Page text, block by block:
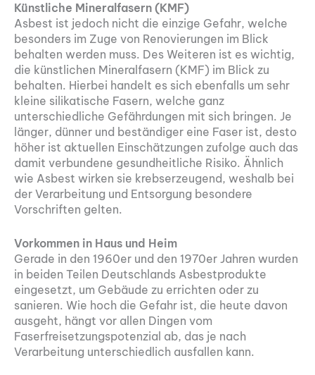
Künstliche Mineralfasern (KMF)
Asbest ist jedoch nicht die einzige Gefahr, welche
besonders im Zuge von Renovierungen im Blick
behalten werden muss. Des Weiteren ist es wichtig,
die künstlichen Mineralfasern (KMF) im Blick zu
behalten. Hierbei handelt es sich ebenfalls um sehr
kleine silikatische Fasern, welche ganz
unterschiedliche Gefährdungen mit sich bringen. Je
länger, dünner und beständiger eine Faser ist, desto
höher ist aktuellen Einschätzungen zufolge auch das
damit verbundene gesundheitliche Risiko. Ähnlich
wie Asbest wirken sie krebserzeugend, weshalb bei
der Verarbeitung und Entsorgung besondere
Vorschriften gelten.
Vorkommen in Haus und Heim
Gerade in den 1960er und den 1970er Jahren wurden
in beiden Teilen Deutschlands Asbestprodukte
eingesetzt, um Gebäude zu errichten oder zu
sanieren. Wie hoch die Gefahr ist, die heute davon
ausgeht, hängt vor allen Dingen vom
Faserfreisetzungspotenzial ab, das je nach
Verarbeitung unterschiedlich ausfallen kann.